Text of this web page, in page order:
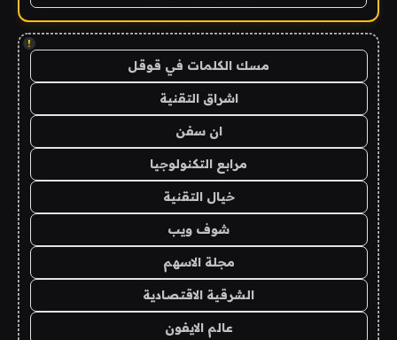
!
مسك الكلمات في قوقل
اشراق التقنية
ان سفن
مرابع التكنولوجيا
خيال التقنية
شوف ويب
مجلة الاسهم
الشرقية الاقتصادية
عالم الايفون